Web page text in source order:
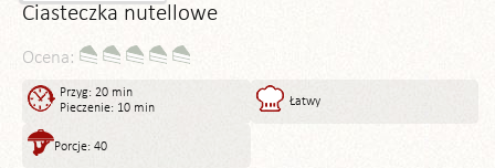
Ciasteczka nutellowe
Ocena:
Przyg: 20 min
Pieczenie: 10 min
Łatwy
Porcje: 40